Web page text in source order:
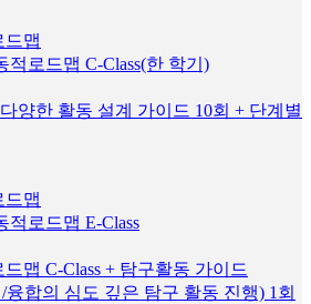
드맵
적로드맵 C-Class(한 학기)
양한 활동 설계 가이드 10회 + 단계별
드맵
적로드맵 E-Class
맵 C-Class + 탐구활동 가이드
합의 심도 깊은 탐구 활동 진행) 1회